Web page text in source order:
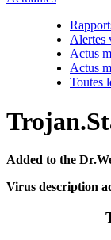
Alertes
Actus
Actus
Toutes
Added to the
Virus description